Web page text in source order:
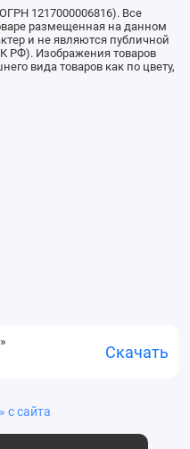
1217000006816). Все
размещенная на данном
и не являются публичной
РФ). Изображения товаров
вида товаров как по цвету,
Скачать
с сайта